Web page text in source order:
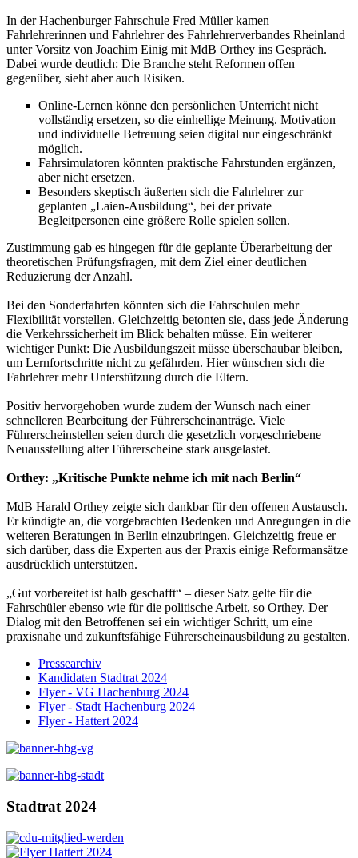
In der Hachenburger Fahrschule Fred Müller kamen
Fahrlehrerinnen und Fahrlehrer des Fahrlehrerverbandes Rheinland
unter Vorsitz von Joachim Einig mit MdB Orthey ins Gespräch.
Dabei wurde deutlich: Die Branche steht Reformen offen
gegenüber, sieht aber auch Risiken.
Online-Lernen könne den persönlichen Unterricht nicht
vollständig ersetzen, so die einhellige Meinung. Motivation
und individuelle Betreuung seien digital nur eingeschränkt
möglich.
Fahrsimulatoren könnten praktische Fahrstunden ergänzen,
aber nicht ersetzen.
Besonders skeptisch äußerten sich die Fahrlehrer zur
geplanten „Laien-Ausbildung“, bei der private
Begleitpersonen eine größere Rolle spielen sollen.
Zustimmung gab es hingegen für die geplante Überarbeitung der
theoretischen Prüfungsfragen, mit dem Ziel einer deutlichen
Reduzierung der Anzahl.
Bei den Sonderfahrten könnten sich die Fahrschulen mehr
Flexibilität vorstellen. Gleichzeitig betonten sie, dass jede Änderung
die Verkehrssicherheit im Blick behalten müsse. Ein weiterer
wichtiger Punkt: Die Ausbildungszeit müsse überschaubar bleiben,
um Lernfortschritte nicht zu gefährden. Hier wünschen sich die
Fahrlehrer mehr Unterstützung durch die Eltern.
Positiv hervorgehoben wurde zudem der Wunsch nach einer
schnelleren Bearbeitung der Führerscheinanträge. Viele
Führerscheinstellen seien durch die gesetzlich vorgeschriebene
Neuausstellung alter Führerscheine stark ausgelastet.
Orthey: „Kritische Punkte nehme ich mit nach Berlin“
MdB Harald Orthey zeigte sich dankbar für den offenen Austausch.
Er kündigte an, die vorgebrachten Bedenken und Anregungen in die
weiteren Beratungen in Berlin einzubringen. Gleichzeitig freue er
sich darüber, dass die Experten aus der Praxis einige Reformansätze
ausdrücklich unterstützen.
„Gut vorbereitet ist halb geschafft“ – dieser Satz gelte für die
Fahrschüler ebenso wie für die politische Arbeit, so Orthey. Der
Dialog mit den Betroffenen sei ein wichtiger Schritt, um eine
praxisnahe und zukunftsfähige Führerscheinausbildung zu gestalten.
Pressearchiv
Kandidaten Stadtrat 2024
Flyer - VG Hachenburg 2024
Flyer - Stadt Hachenburg 2024
Flyer - Hattert 2024
Stadtrat 2024